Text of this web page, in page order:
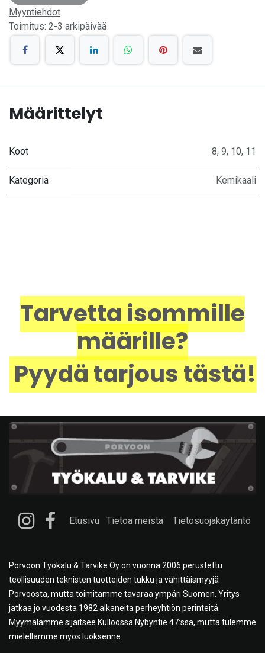
Myyntiehdot
Toimitus: 2-3 arkipäivää
Määrittelyt
Koot 8, 9, 10, 11
Kategoria Kemikaali
Tarvetta isommille
määrille?
Pyydä tarjous tästä!
Etusivu Tietoa meistä Tietosuojakäytäntö
Porvoon Työkalu & Tarvike Oy on vuonna 2006 perustettu
teollisuuden teknisten tuotteiden tukku ja vähittäismyyjä
Porvoosta, mutta toimitamme tavaraa ympäri Suomen. Yritys
jatkaa jo vuodesta 1982 alkaneita perheyhtiön perinteitä.
Myymälämme sijaitsee Kulloossa Nybyntie 47:ssa, mutta tulemme
mielellämme myös luoksenne.